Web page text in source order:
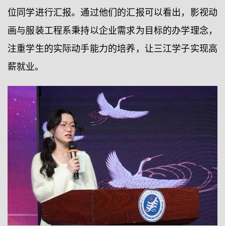
位同学进行汇报。通过他们的汇报可以看出，影视动
画与服装工程系秉持以企业需求为目标的办学理念，
注重学生的实际动手能力的培养，让三江学子实现高
薪就业。